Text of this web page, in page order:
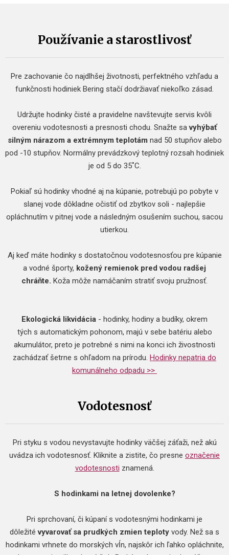
Používanie a starostlivosť
Pre zachovanie čo najdlhšej životnosti, perfektného vzhľadu a
funkčnosti hodiniek Bering stačí dodržiavať niekoľko zásad.
Udržujte hodinky čisté a pravidelne navštevujte servis kvôli
overeniu vodotesnosti a presnosti chodu. Snažte savyhýbať
silným nárazom a extrémnym teplotám nad 50 stupňov alebo
pod -10 stupňov. Normálny prevádzkový teplotný rozsah hodiniek
je od 5 do 35˚C.
Pokiaľ sú hodinky vhodné aj na kúpanie, potrebujú po pobyte v
slanej vode dôkladne očistiť od zbytkov soli - najlepšie
opláchnutím v pitnej vode a následným osušením suchou, sacou
utierkou.
Aj keď máte hodinky s dostatočnou vodotesnosťou pre kúpanie
a vodné športy, kožený remienok pred vodou radšej
chráňte. Koža môže namáčaním stratiť svoju pružnosť.
Ekologická likvidácia - hodinky, hodiny a budíky, okrem
tých s automatickým pohonom, majú v sebe batériu alebo
akumulátor, preto je potrebné s nimi na konci ich živostnosti
zachádzať šetrne s ohľadom na prírodu. Hodinky nepatria do
komunálneho odpadu >>
Vodotesnosť
Pri styku s vodou nevystavujte hodinky väčšej záťaži, než akú
uvádza ich vodotesnosť. Kliknite a zistite, čo presne označenie
vodotesnosti znamená.
S hodinkami na letnej dovolenke?
Pri sprchovaní, či kúpaní s vodotesnými hodinkami je
dôležitévyvarovať sa prudkých zmien teploty vody. Než sa s
hodinkami vrhnete do morských vĺn, najskôr ich ľahko opláchnite,